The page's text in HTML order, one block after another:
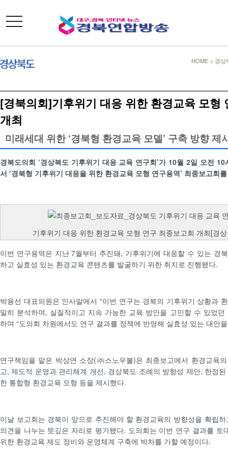
toggle
navigation
HOME > 경상
[경북의회]기후위기 대응 위한 환경교육 모형
개최
미래세대 위한 ‘경북형 환경교육 모델’ 구축 방향 제
경북도의회 ‘경상북도 기후위기 대응 교육 연구회’가 10월 2일 오전
서 ‘경북형 기후위기 대응을 위한 환경교육 모형 연구용역’ 최종보고회
기후위기 대응 위한 환경교육 모형 연구 최종보고회 개최[경
이번 연구용역은 지난 7월부터 추진돼, 기후위기에 대응할 수 있는 경
하고 실효성 있는 환경교육 콘텐츠를 발굴하기 위한 취지로 진행됐다.
박용선 대표의원은 인사말에서 “이번 연구는 경북의 기후위기 상황과
밀히 분석하며, 실질적이고 지속 가능한 교육 방안을 고민할 수 있었던
하며 “도의회 차원에서도 연구 결과를 정책에 반영해 실효성 있는 대안
연구책임을 맡은 박상연 소장(㈜스노우볼)은 최종보고에서 환경교육
고, 제도적 운영과 관리체계 개선, 경상북도 조례의 방향성 제안, 한정
한 통합형 환경교육 모형 등을 제시했다.
이날 보고회는 경북이 앞으로 추진해야 할 환경교육의 방향성을 확립
의견을 나누는 뜻깊은 자리로 평가됐다. 도의회는 이번 연구 결과를 토
위한 환경교육 제도 정비와 운영체계 구축에 박차를 가할 예정이다.